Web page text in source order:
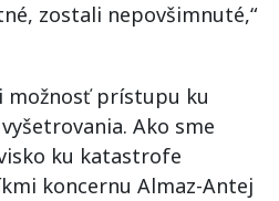
zostali nepovšimnuté,“
možnosť prístupu ku
Ako sme
ku katastrofe
koncernu Almaz-Antej